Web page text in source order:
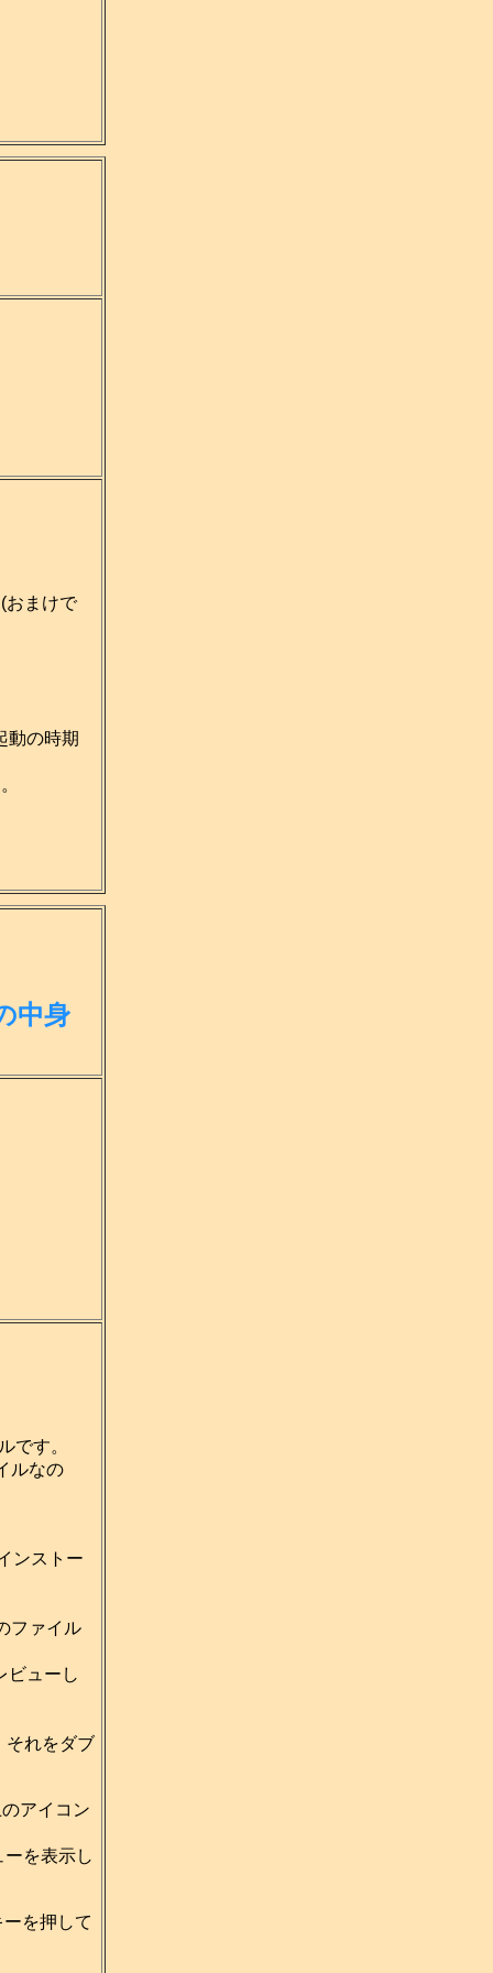
おまけで
動の時期
中身
です。
ルなの
ンストー
ファイル
ビューし
それをダブ
アイコン
を表示し
を押して